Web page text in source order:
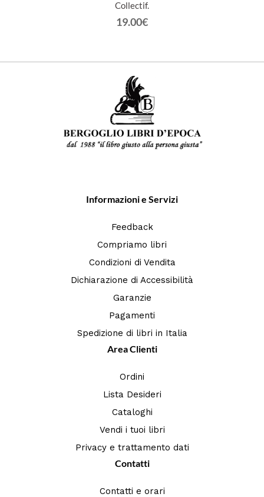
Collectif.
19.00€
Informazioni e Servizi
Feedback
Compriamo libri
Condizioni di Vendita
Dichiarazione di Accessibilità
Garanzie
Pagamenti
Spedizione di libri in Italia
Area Clienti
Ordini
Lista Desideri
Cataloghi
Vendi i tuoi libri
Privacy e trattamento dati
Contatti
Contatti e orari